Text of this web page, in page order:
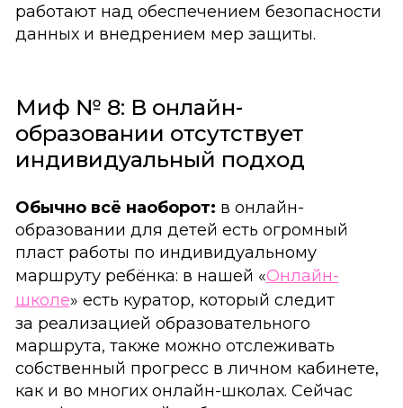
работают над обеспечением безопасности
данных и внедрением мер защиты.
Миф № 8: В онлайн-
образовании отсутствует
индивидуальный подход
Обычно всё наоборот: в онлайн-
образовании для детей есть огромный
пласт работы по индивидуальному
маршруту ребёнка: в нашей «Онлайн-
школе» есть куратор, который следит
за реализацией образовательного
маршрута, также можно отслеживать
собственный прогресс в личном кабинете,
как и во многих онлайн-школах. Сейчас